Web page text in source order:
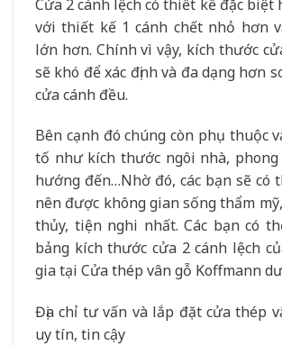
Cửa 2 cánh lệch có thiết kế đặc biệt
với thiết kế 1 cánh chết nhỏ hơn
lớn hơn. Chính vì vậy, kích thước
sẽ khó để xác định và đa dạng hơn
cửa cánh đều.
Bên cạnh đó chúng còn phụ thuộc
tố như kích thước ngôi nhà, phong
hướng đến…Nhờ đó, các bạn sẽ có
nên được không gian sống thẩm
thủy, tiện nghi nhất. Các bạn có
bảng kích thước cửa 2 cánh lệch
gia tại Cửa thép vân gỗ Koffmann
Địa chỉ tư vấn và lắp đặt cửa thép
uy tín, tin cậy